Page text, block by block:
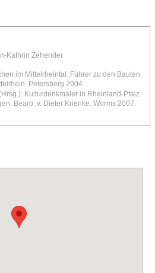
Kathrin Zehender
im Mittelrheintal. Führer zu den Bauten
Petersberg 2004.
Kulturdenkmäler in Rheinland-Pfalz.
Bearb. v. Dieter Krienke. Worms 2007.